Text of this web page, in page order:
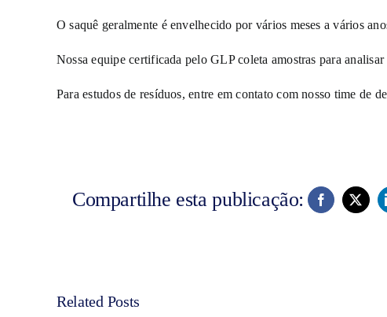
O saquê geralmente é envelhecido por vários meses a vários
Nossa equipe certificada pelo GLP coleta amostras para
Para estudos de resíduos, entre em contato com nosso time de
Compartilhe esta publicação:
Related Posts